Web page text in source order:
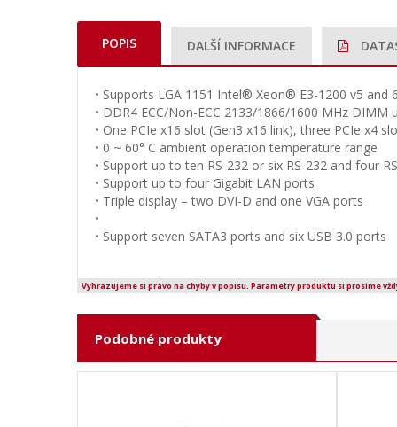
POPIS DALŠÍ INFORMACE
• Supports LGA 1151 Intel® Xeon® E3-1200 v5
• DDR4 ECC/Non-ECC 2133/1866/1600 MHz DIMM
• One PCIe x16 slot (Gen3 x16 link), three PCIe x4
• 0 ~ 60° C ambient operation temperature range
• Support up to ten RS-232 or six RS-232 and four
• Support up to four Gigabit LAN ports
• Triple display – two DVI-D and one VGA ports
•
• Support seven SATA3 ports and six USB 3.0 ports
Vyhrazujeme si právo na chyby v popisu. Parametry produktu si prosíme
Podobné produkty